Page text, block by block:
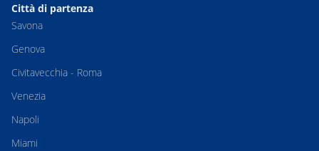
Città di partenza
Savona
Genova
Civitavecchia - Roma
Venezia
Napoli
Miami